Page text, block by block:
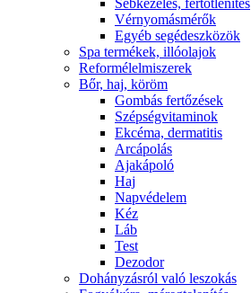
Sebkezelés, fertőtlenítés
Vérnyomásmérők
Egyéb segédeszközök
Spa termékek, illóolajok
Reformélelmiszerek
Bőr, haj, köröm
Gombás fertőzések
Szépségvitaminok
Ekcéma, dermatitis
Arcápolás
Ajakápoló
Haj
Napvédelem
Kéz
Láb
Test
Dezodor
Dohányzásról való leszokás